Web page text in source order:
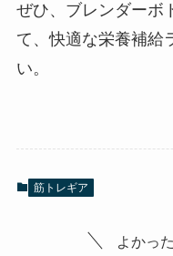
ぜひ、ブレンダーボ
て、快適な栄養補給
い。
筋トレギア
よかっ